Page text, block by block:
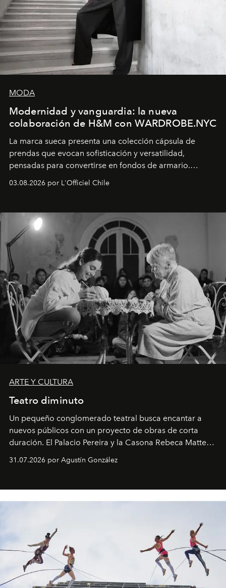
MODA
Modernidad y vanguardia: la nueva
colaboración de H&M con WARDROBE.NYC
La marca sueca presenta una colección cápsula de
prendas que evocan sofisticación y versatilidad,
pensadas para convertirse en fondos de armario.
Disponible en Chile desde el 6 de agosto.
03.08.2026 por L'Officiel Chile
ARTE Y CULTURA
Teatro diminuto
Un pequeño conglomerado teatral busca encantar a
nuevos públicos con un proyecto de obras de corta
duración. El Palacio Pereira y la Casona Rebeca Matte
son algunos de los lugares que han albergado estas
miniobras. Sus puestas en escena son limpias; ponen el
31.07.2026 por Agustín González